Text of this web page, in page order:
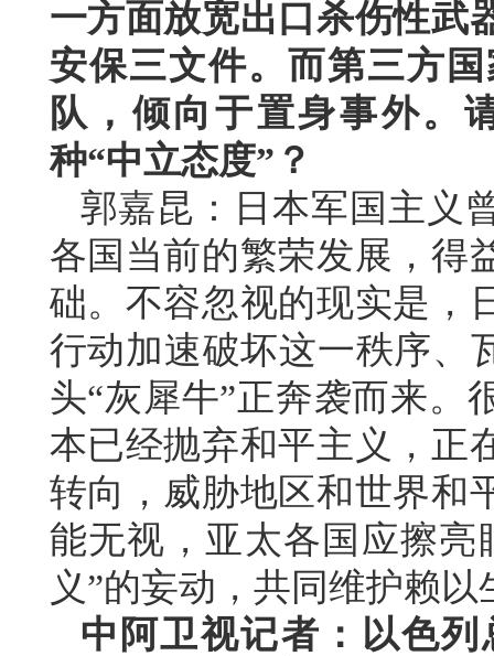
一方面放宽出口杀伤性武
安保三文件。而第三方
队，倾向于置身事外。
种“中立态度”？
郭嘉昆：日本军国主义
各国当前的繁荣发展，得
础。不容忽视的现实是，
行动加速破坏这一秩序、
头“灰犀牛”正奔袭而来。
本已经抛弃和平主义，正
转向，威胁地区和世界和
能无视，亚太各国应擦
义”的妄动，共同维护赖
中阿卫视记者：以色